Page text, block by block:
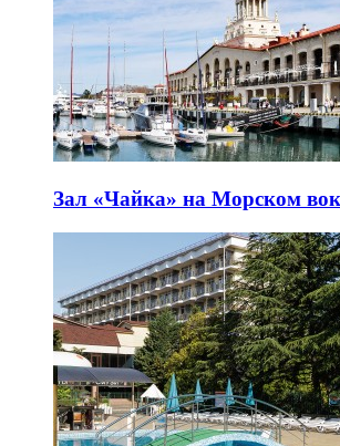
Зал «Чайка» на Морском